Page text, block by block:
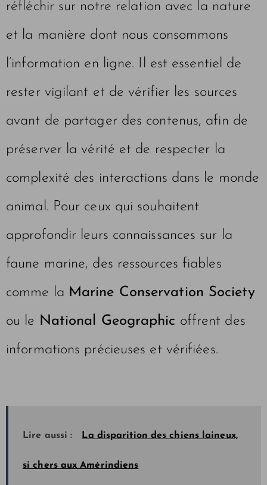
réfléchir sur notre relation avec la nature
et la manière dont nous consommons
l’information en ligne. Il est essentiel de
rester vigilant et de vérifier les sources
avant de partager des contenus, afin de
préserver la vérité et de respecter la
complexité des interactions dans le monde
animal. Pour ceux qui souhaitent
approfondir leurs connaissances sur la
faune marine, des ressources fiables
comme la Marine Conservation Society
ou le National Geographic offrent des
informations précieuses et vérifiées.
Lire aussi : La disparition des chiens laineux,
si chers aux Amérindiens